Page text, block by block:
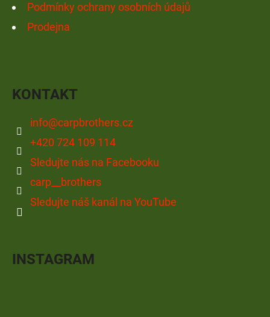
Podmínky ochrany osobních údajů
Prodejna
KONTAKT
info@carpbrothers.cz
+420 724 109 114
Sledujte nás na Facebooku
carp__brothers
Sledujte náš kanál na YouTube
INSTAGRAM